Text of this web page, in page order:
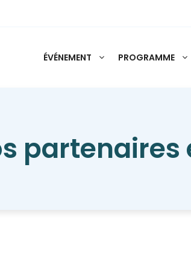
ÉVÉNEMENT PROGRAMME
partenaires